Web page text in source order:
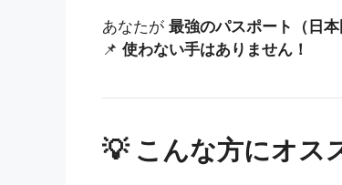
あなたが 最強のパスポート（日本
📌 使わない手はありません！
💡 こんな方にオス